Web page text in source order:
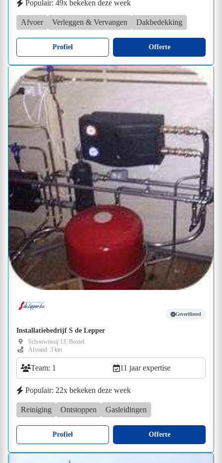
Populair: 49x bekeken deze week
Afvoer Verleggen & Vervangen Dakbedekking
Profiel Offerte
Geverifieerd
Installatiebedrijf S de Lepper
Schouwrooij 13, Boxtel
Afstand: 3 km
Team: 1 11 jaar expertise
Populair: 22x bekeken deze week
Reiniging Ontstoppen Gasleidingen
Profiel Offerte